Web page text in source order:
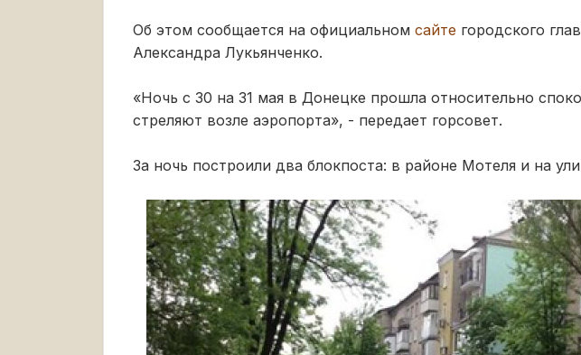
Об этом сообщается на официальном сайте городского
Александра Лукьянченко.
«Ночь с 30 на 31 мая в Донецке прошла относительно
стреляют возле аэропорта», - передает горсовет.
За ночь построили два блокпоста: в районе Мотеля и на